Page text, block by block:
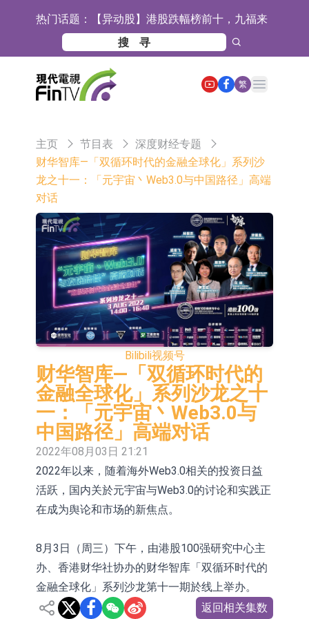
热门话题： 【异动股】港股跌幅榜前十，九福来
(08611.HK)跌21.43%，天瑞汽车内饰
(06162.HK)跌18.44%
【异动股】港股涨幅榜前十，佳明集
团控股(01271.HK)涨+78.22%，拿森
科技(02261.HK)涨+64.11%
斯迪克：公司为国内折叠屏核心功能
材料供应商
恒瑞医药：公司已在中国获批上市26
目标客户的测试认证
上期所：7月份对11个实际控制关系
账户组采取限制开仓的监管措施
特发服务：成功中标哔哩哔哩上海滨
江总部物业服务项目
亚太股份：公司是零跑汽车和
Stellantis集团的供应商
理工雷科面向边缘AI场景推出"山
海"系列智算模组 系列产品基于国产
CPU与GPU构建
【异动股】医疗研发外包板块拉升，
博腾股份(300363.CN)涨20.02%
日韩股市收盘双双下跌
依米康：海外交付以东南亚、中东市
场为主 并已取得欧美相关认证
上交所：财通多策略福鑫定期开放灵
活配置混合型发起式证券投资基金临
时停牌
上交所：景顺长城全球半导体芯片产
业股票型证券投资基金临时停牌
【异动股】港股跌幅榜前十，卡森国
际(00496.HK)跌22.40%，九福来
(08611.HK)跌21.01%
【异动股】港股涨幅榜前十，拿森科
技(02261.HK)涨+75.05%，辰兴发展
(02286.HK)涨+64.91%
神火股份：新疆神火铝水转化率已
100%
【异动股】焦炭Ⅲ板块下挫，陕西黑
猫(601015.CN)跌8.38%
浙江证监局对财通证券股份有限公司
采取出具警示函措施
山金国际：港股上市工作正常推进中
繁
Open main menu
主页 节目表
深度财经专题
财华智库—「双循环时代的金融全球化」系列沙
龙之十一：「元宇宙丶Web3.0与中国路径」高端
对话
Bilibili视频号
财华智库—「双循环时代的
金融全球化」系列沙龙之十
一：「元宇宙丶Web3.0与
中国路径」高端对话
2022年08月03日 21:21
2022年以来，随着海外Web3.0相关的投资日益
活跃，国内关於元宇宙与Web3.0的讨论和实践正
在成为舆论和市场的新焦点。
8月3日（周三）下午，由港股100强研究中心主
办、香港财华社协办的财华智库「双循环时代的
金融全球化」系列沙龙第十一期於线上举办。
返回相关集数